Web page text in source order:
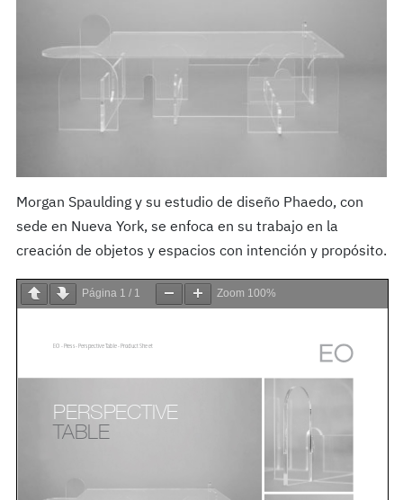
Morgan Spaulding y su estudio de diseño Phaedo, con
sede en Nueva York, se enfoca en su trabajo en la
creación de objetos y espacios con intención y propósito.
Página 1 / 1 Zoom 100%